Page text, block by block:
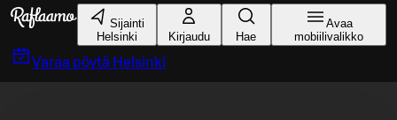
Siirry pääsisältöön
Sijainti
Helsinki
Kirjaudu Hae
Avaa
mobiilivalikko
Varaa pöytä Helsinki